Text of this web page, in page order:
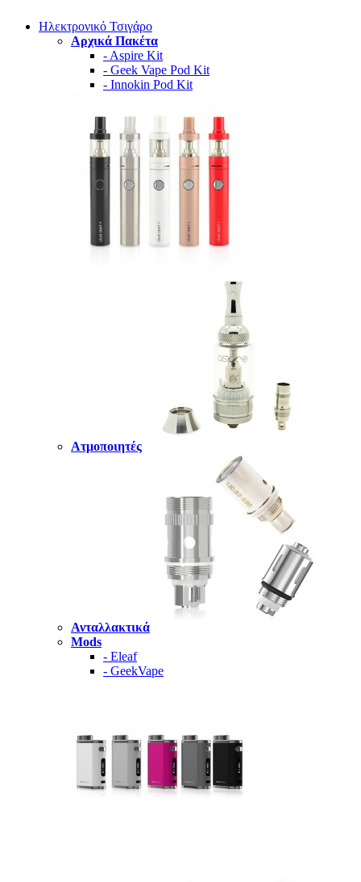
Ηλεκτρονικό Τσιγάρο
Αρχικά Πακέτα
- Aspire Kit
- Geek Vape Pod Kit
- Innokin Pod Kit
Ατμοποιητές
Ανταλλακτικά
Mods
- Eleaf
- GeekVape